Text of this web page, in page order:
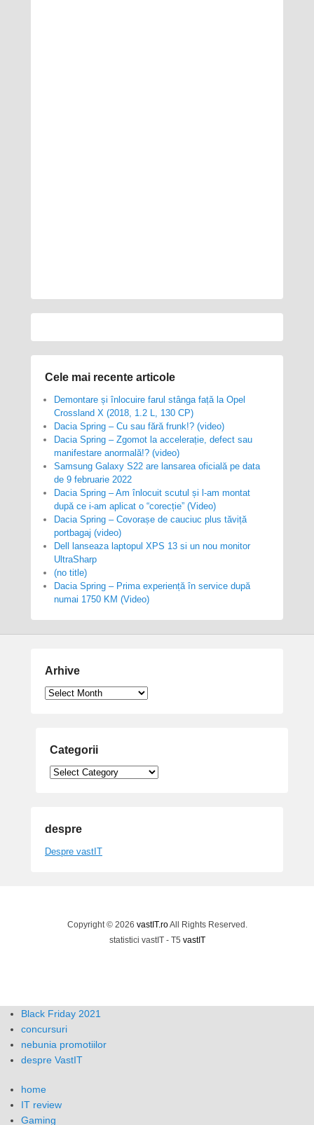
Cele mai recente articole
Demontare și înlocuire farul stânga față la Opel
Crossland X (2018, 1.2 L, 130 CP)
Dacia Spring – Cu sau fără frunk!? (video)
Dacia Spring – Zgomot la accelerație, defect sau
manifestare anormală!? (video)
Samsung Galaxy S22 are lansarea oficială pe data
de 9 februarie 2022
Dacia Spring – Am înlocuit scutul și l-am montat
după ce i-am aplicat o “corecție” (Video)
Dacia Spring – Covorașe de cauciuc plus tăviță
portbagaj (video)
Dell lanseaza laptopul XPS 13 si un nou monitor
UltraSharp
(no title)
Dacia Spring – Prima experiență în service după
numai 1750 KM (Video)
Arhive
Arhive
Categorii
Categorii
despre
Despre vastIT
Copyright © 2026 vastIT.roAll Rights Reserved.
statistici vastIT - T5 vastIT
Black Friday 2021
concursuri
nebunia promotiilor
despre VastIT
home
IT review
Gaming